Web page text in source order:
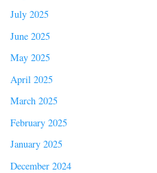
July 2025
June 2025
May 2025
April 2025
March 2025
February 2025
January 2025
December 2024